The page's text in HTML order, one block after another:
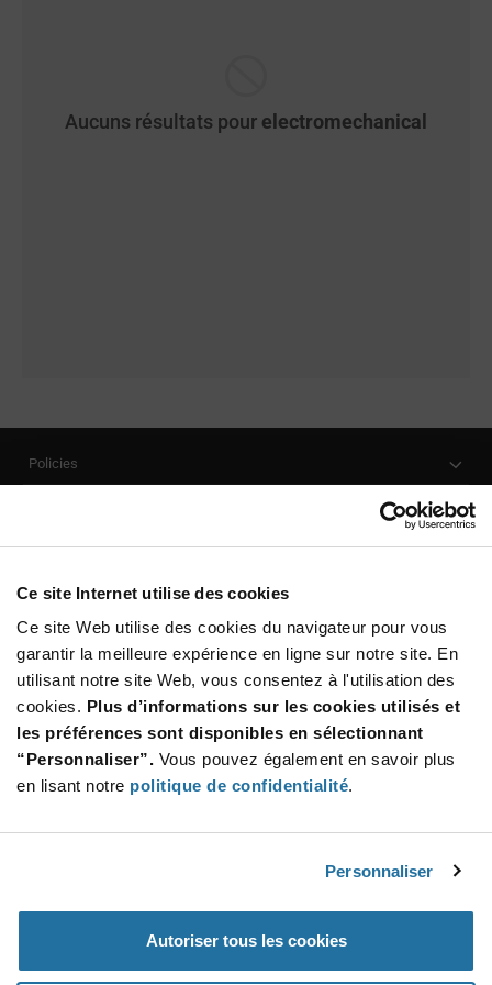
Ce site Internet utilise des cookies
Ce site Web utilise des cookies du navigateur pour vous
garantir la meilleure expérience en ligne sur notre site. En
utilisant notre site Web, vous consentez à l'utilisation des
cookies. Plus d’informations sur les cookies utilisés et
les préférences sont disponibles en sélectionnant
“Personnaliser”. Vous pouvez également en savoir plus
en lisant notre politique de confidentialité.
Personnaliser
Autoriser tous les cookies
Aucuns résultats pour electromechanical
Policies
Customer Care
Stay Connected!
SUBSCRIBE TO OUR NEWSLETTER
Be at the Forefront of New Technology Innovations
subscribe
button
SUBSCRIBE
Terms & Conditions|Terms of Use|Accessibility